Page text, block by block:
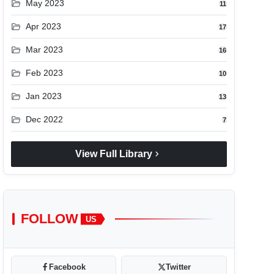
folder_open May 2023 11
folder_open Apr 2023 17
folder_open Mar 2023 16
folder_open Feb 2023 10
folder_open Jan 2023 13
folder_open Dec 2022 7
View Full Library chevron_right
FOLLOW US
Facebook Twitter